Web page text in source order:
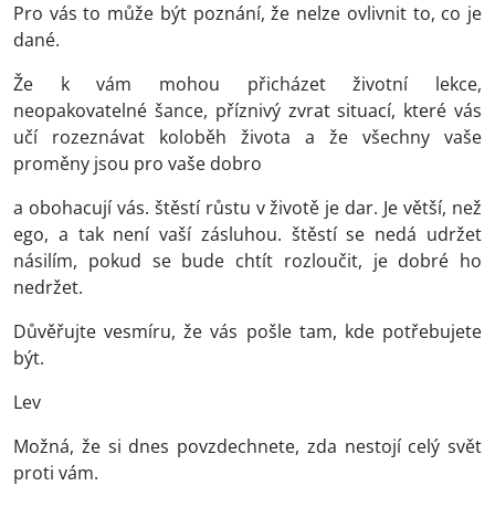
Pro vás to může být poznání, že nelze ovlivnit to, co je
dané.
Že k vám mohou přicházet životní lekce,
neopakovatelné šance, příznivý zvrat situací, které vás
učí rozeznávat koloběh života a že všechny vaše
proměny jsou pro vaše dobro
a obohacují vás. štěstí růstu v životě je dar. Je větší, než
ego, a tak není vaší zásluhou. štěstí se nedá udržet
násilím, pokud se bude chtít rozloučit, je dobré ho
nedržet.
Důvěřujte vesmíru, že vás pošle tam, kde potřebujete
být.
Lev
Možná, že si dnes povzdechnete, zda nestojí celý svět
proti vám.